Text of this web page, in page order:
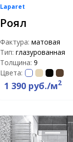
Laparet
Роял
Фактура: матовая
Тип: глазурованная
Толщина: 9
Цвета:
1 390 руб./м2